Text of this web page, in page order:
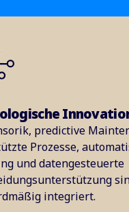
predictive
Prozesse,
und datengesteuerte
integriert.